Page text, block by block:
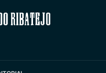
Correio do